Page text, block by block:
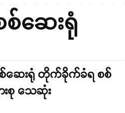
စ်ဆေးရုံ
စ်ဆေးရုံ တိုက်ခိုက်ခံရ စစ်
းစု သေဆုံး